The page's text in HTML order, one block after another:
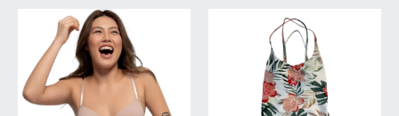
Sellel
tootel
mitu
varianti.
tootel
mitu
varianti.